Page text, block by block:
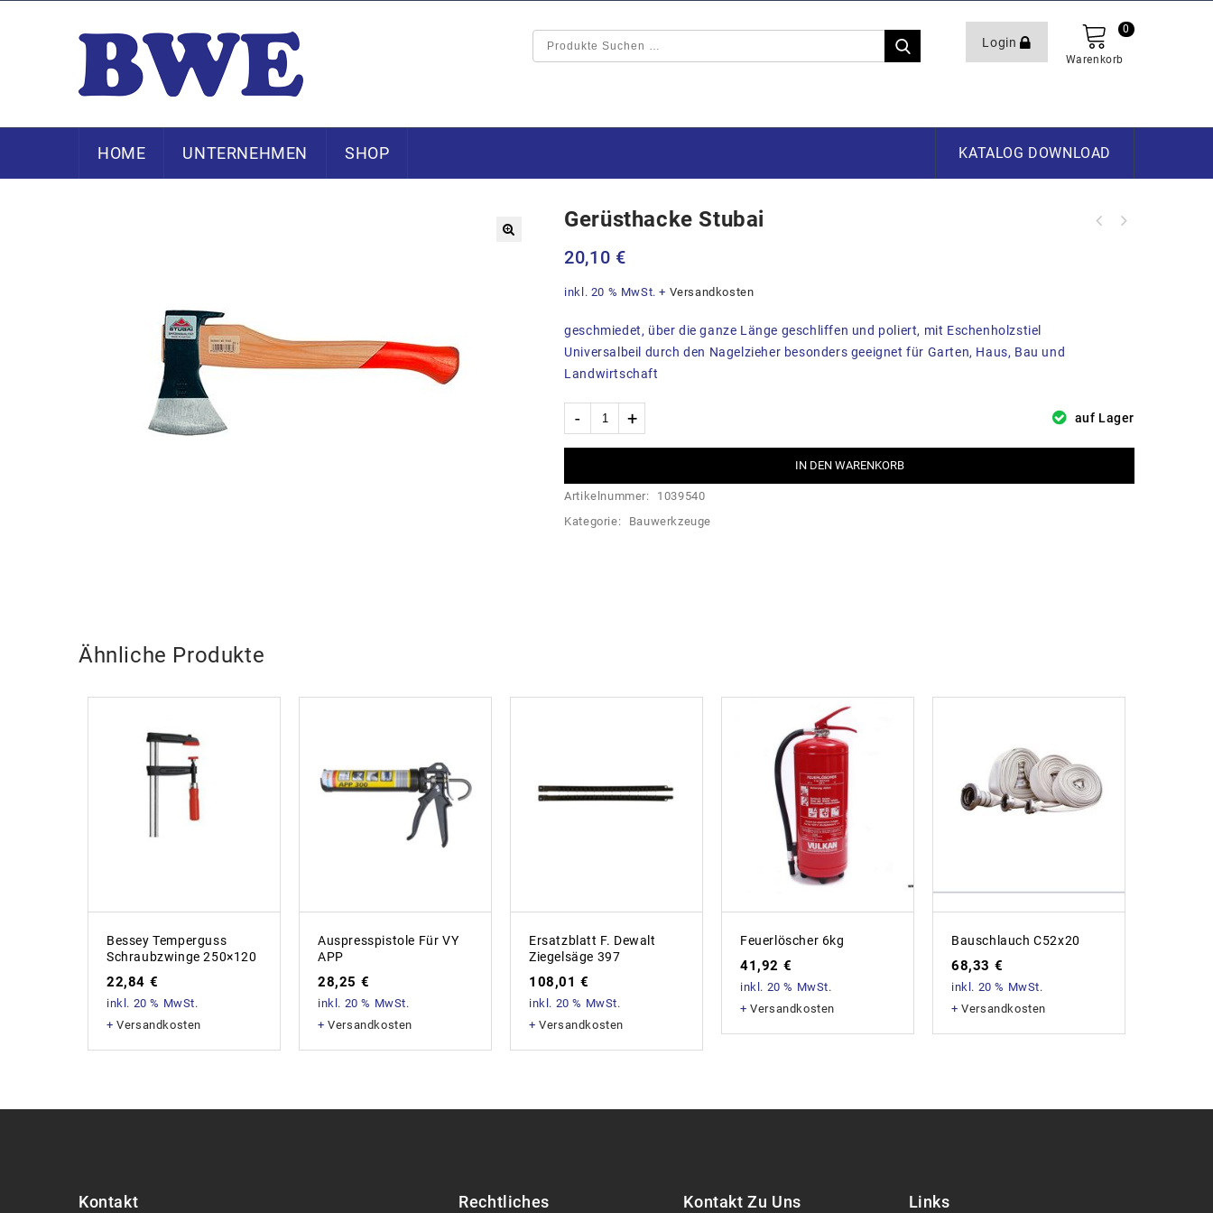
Login
Warenkorb
0
HOME UNTERNEHMEN SHOP KATALOG DOWNLOAD
Gerüsthacke Stubai
20,10 €
inkl. 20 % MwSt. + Versandkosten
geschmiedet, über die ganze Länge geschliffen und poliert, mit Eschenholzstiel
Universalbeil durch den Nagelzieher besonders geeignet für Garten, Haus, Bau und
Landwirtschaft
auf Lager
IN DEN WARENKORB
Artikelnummer:
1039540
Kategorie:
Bauwerkzeuge
Ähnliche Produkte
Bessey Temperguss
Schraubzwinge 250×120
22,84 €
inkl. 20 % MwSt.
+Versandkosten
Auspresspistole Für VY
APP
28,25 €
inkl. 20 % MwSt.
+Versandkosten
Ersatzblatt F. Dewalt
Ziegelsäge 397
108,01€
inkl. 20 % MwSt.
+Versandkosten
Feuerlöscher 6kg
41,92 €
inkl. 20 % MwSt.
+Versandkosten
Bauschlauch C52x20
68,33 €
inkl. 20 % MwSt.
+Versandkosten
Kontakt Rechtliches Kontakt Zu Uns Links